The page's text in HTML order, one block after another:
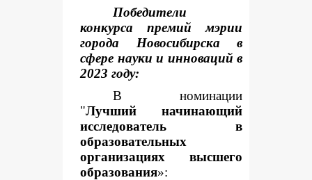
Победители
конкурса премий мэрии
города Новосибирска в
сфере науки и инноваций в
2023 году:
В номинации
"Лучший начинающий
исследователь в
образовательных
организациях высшего
образования»: